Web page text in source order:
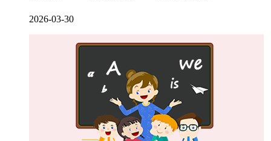
2026-03-30